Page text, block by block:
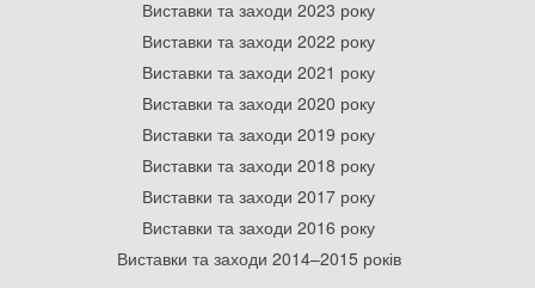
Виставки та заходи 2023 року
Виставки та заходи 2022 року
Виставки та заходи 2021 року
Виставки та заходи 2020 року
Виставки та заходи 2019 року
Виставки та заходи 2018 року
Виставки та заходи 2017 року
Виставки та заходи 2016 року
Виставки та заходи 2014–2015 років